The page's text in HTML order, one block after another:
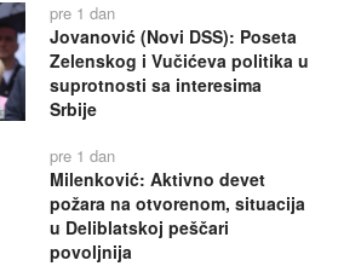
pre 1 dan
Jovanović (Novi DSS): Poseta
Zelenskog i Vučićeva politika u
suprotnosti sa interesima
Srbije
pre 1 dan
Milenković: Aktivno devet
požara na otvorenom, situacija
u Deliblatskoj peščari
povoljnija